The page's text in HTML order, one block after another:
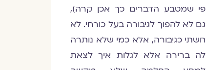
פי שמטבע הדברים כך אכן קרה),
גם לא להפוך לגיבורה בעל כורחי. לא
חשתי כגיבורה, אלא כמי שלא נותרה
לה ברירה אלא לגלות איך לצאת